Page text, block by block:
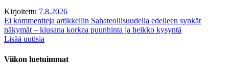
Kirjoitettu 7.8.2026
Ei kommentteja artikkeliin Sahateollisuudella edelleen synkät
näkymät – kiusana korkea puunhinta ja heikko kysyntä
Lisää uutisia
Viikon luetuimmat